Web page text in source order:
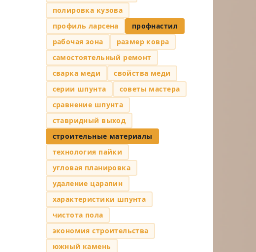
полировка кузова
профиль ларсена
профнастил
рабочая зона
размер ковра
самостоятельный ремонт
сварка меди
свойства меди
серии шпунта
советы мастера
сравнение шпунта
ставридный выход
строительные материалы
технология пайки
угловая планировка
удаление царапин
характеристики шпунта
чистота пола
экономия строительства
южный камень